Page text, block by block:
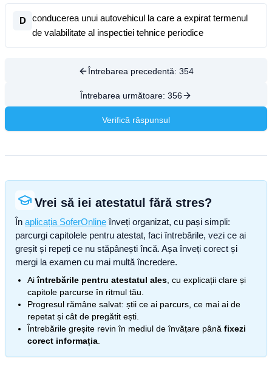
D
conducerea unui autovehicul la care a expirat termenul
de valabilitate al inspectiei tehnice periodice
Întrebarea precedentă: 354
Întrebarea următoare: 356
Verifică răspunsul
Vrei să iei atestatul fără stres?
În aplicația SoferOnline înveți organizat, cu pași simpli:
parcurgi capitolele pentru atestat, faci întrebările, vezi ce ai
greșit și repeți ce nu stăpânești încă. Așa înveți corect și
mergi la examen cu mai multă încredere.
Aiîntrebările pentru atestatul ales , cu explicații clare și
capitole parcurse în ritmul tău.
Progresul rămâne salvat: știi ce ai parcurs, ce mai ai de
repetat și cât de pregătit ești.
Întrebările greșite revin în mediul de învățare până fixezi
corect informația